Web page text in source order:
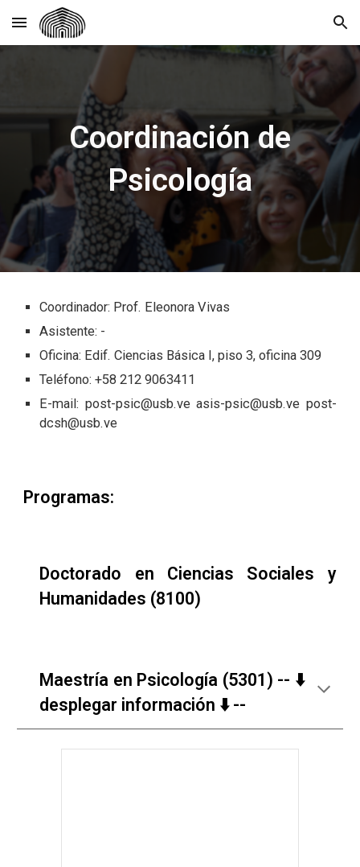
Skip to main content Skip to navigation
Coordinación de
Psicología
Coordinador: Prof. Eleonora Vivas
Asistente: -
Oficina: Edif. Ciencias Básica I, piso 3, oficina 309
Teléfono: +58 212 9063411
E-mail: post-psic@usb.ve asis-psic@usb.ve post-
dcsh@usb.ve
Programas:
Doctorado en Ciencias Sociales y
Humanidades (8100)
Maestría en Psicología (5301) -- ⬇️
desplegar información ⬇️ --